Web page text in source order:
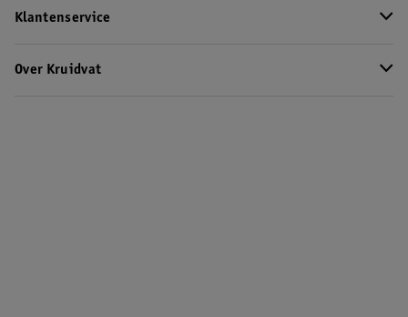
Klantenservice
Over Kruidvat